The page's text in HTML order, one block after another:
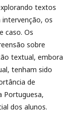
textos
intervenção, os
caso. Os
sobre
textual, embora
tenham sido
de
Portuguesa,
dos alunos.